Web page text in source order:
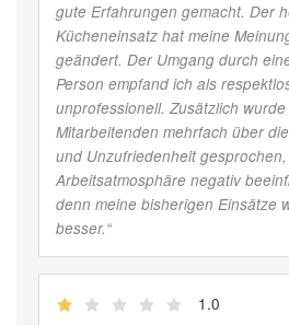
gute Erfahrungen gemacht. Der
Kücheneinsatz hat meine
geändert. Der Umgang durch
Person empfand ich als
unprofessionell. Zusätzlich
Mitarbeitenden mehrfach über
und Unzufriedenheit
Arbeitsatmosphäre negativ
denn meine bisherigen Einsätze
besser.“
1.0